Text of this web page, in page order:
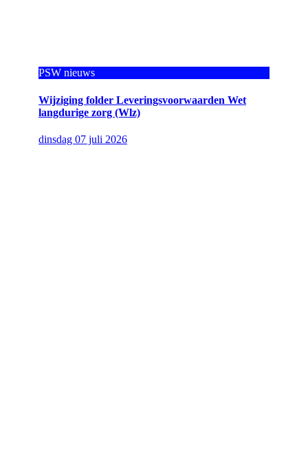
PSW nieuws
Wijziging folder Leveringsvoorwaarden Wet
langdurige zorg (Wlz)
dinsdag 07 juli 2026